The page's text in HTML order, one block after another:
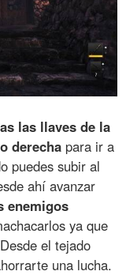
las llaves de la
derecha para ir a
puedes subir al
ahí avanzar
enemigos
ya que
el tejado
una lucha.